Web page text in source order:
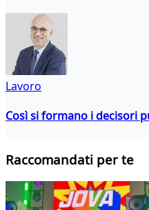
Lavoro
Così si formano i decisori
Raccomandati per te